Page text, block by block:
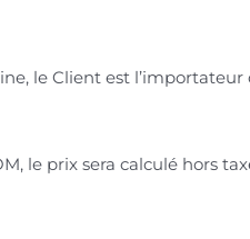
le Client est l’importateur
le prix sera calculé hors